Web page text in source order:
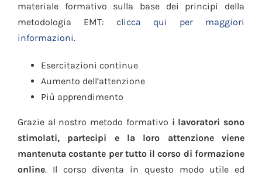
materiale formativo sulla base dei principi della
metodologia EMT: clicca qui per maggiori
informazioni.
Esercitazioni continue
Aumento dell’attenzione
Più apprendimento
Grazie al nostro metodo formativo i lavoratori sono
stimolati, partecipi e la loro attenzione viene
mantenuta costante per tutto il corso di formazione
online. Il corso diventa in questo modo utile ed